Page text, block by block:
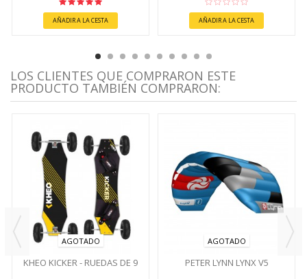
AÑADIR A LA CESTA AÑADIR A LA CESTA
LOS CLIENTES QUE COMPRARON ESTE
PRODUCTO TAMBIÉN COMPRARON:
AGOTADO
KHEO KICKER - RUEDAS DE 9
AGOTADO
PETER LYNN LYNX V5